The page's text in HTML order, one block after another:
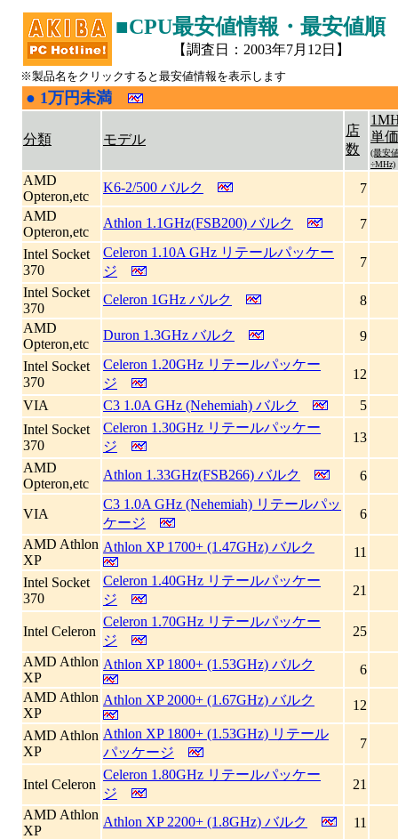
■CPU最安値情報・最安値順
【調査日：2003年7月12日】
※製品名をクリックすると最安値情報を表示します
● 1万円未満
分類 モデル
店
数
単価
(最安
÷MHz)
AMD
Opteron,etc
K6-2/500 バルク
7
AMD
Opteron,etc
Athlon 1.1GHz(FSB200) バルク
7
Intel Socket
370
Celeron 1.10A GHz リテールパッケー
ジ
7
Intel Socket
370
Celeron 1GHz バルク
8
AMD
Opteron,etc
Duron 1.3GHz バルク
9
Intel Socket
370
Celeron 1.20GHz リテールパッケー
ジ
12
VIA C3 1.0A GHz (Nehemiah) バルク
5
Intel Socket
370
Celeron 1.30GHz リテールパッケー
ジ
13
AMD
Opteron,etc
Athlon 1.33GHz(FSB266) バルク 6
VIA
C3 1.0A GHz (Nehemiah) リテールパッ
ケージ
6
AMD Athlon
XP
Athlon XP 1700+ (1.47GHz) バルク
11
Intel Socket
370
Celeron 1.40GHz リテールパッケー
ジ
21
Intel Celeron
Celeron 1.70GHz リテールパッケー
ジ
25
AMD Athlon
XP
Athlon XP 1800+ (1.53GHz) バルク
6
AMD Athlon
XP
Athlon XP 2000+ (1.67GHz) バルク
12
AMD Athlon
XP
Athlon XP 1800+ (1.53GHz) リテール
パッケージ
7
Intel Celeron
Celeron 1.80GHz リテールパッケー
ジ
21
AMD Athlon
XP
Athlon XP 2200+ (1.8GHz) バルク
11